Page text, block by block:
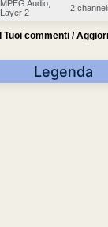
MPEG Audio,
Layer 2
2
I Tuoi commenti /
Legenda